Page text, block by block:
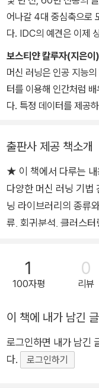
출판사에서 데이터 과
신 러닝 실무 활용서인
관한 좀 더 자세한 정
t에서 확인하자.
수의 IT·데이터 관련 저
'설명하는 것'보다 '직접
있다. 현재는 넥스트플
생산성 혁신을 연결하는 콘
엔지니어링과 오픈 소스
WS 공인 솔루션스 아
19)와 그 외 20여 권을 번
어나갈 4대 중심축으로
다. IDC의 예견은 이제
숙기에 접어들었고, 모
남겨두고 있다. 이러한
경에서 막대하게 쏟아지
자원으로 활용하기 위한
기업 경영자, 스타트업
령 선거 후보에 이르기
닌, 고객의 행동을 분석
분석하는 데 있어서 머
어들었다. 또한 이미 수
하지만, 머신 러닝의 개
하는 일조차 결코 쉽지
매일같이 바쁜 일상을 보
다.
이 책은 머신 러닝의 개
보스티얀 칼루자(지은이
머신 러닝은 인공 지능
터를 이용해 인간처럼
다. 특정 데이터를 제공
측할 수 있다.
이 책은 자바 언어를 기
용해서 머신 러닝 알고
한다. 학습의 과정에서
he Mahout, Mallet 등
문제 해결을 위해 어떤
성능 향상 기술에 대해
기법으로 만들어진 모
이 책은 머신 러닝을 위
에 대해 알아보고, 머신
평가 방법 역시 살펴본다.
출판사 제공 책소개
★ 이 책에서 다루는 내용 ★ ■ 응용 머신 러닝 기
다양한 머신 러닝 기법
닝 라이브러리의 종류
류, 회귀분석, 클러스
ache Mahout)을 이용한 대
통한 사기, 이상 행동, 이상점 감지 ■ 딥
개념과 알고리즘, 구
식 모델의 개발 및 eHealth
독자 ★ 데이터를 통해 인사이트를 얻고자 하는 사용자를 위해
자바 기반 머신 러닝 라
이다. 자바를 사용해본
1
100자평
0
리뷰
이 책에 내가 남긴 글
로그인하면 내가 남긴
다.
로그인하기